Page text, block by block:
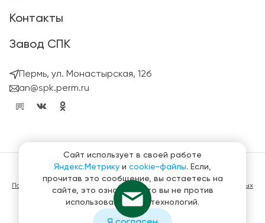
Контакты
Завод СПК
Пермь, ул. Монастырская, 12б
an@spk.perm.ru
© ГК СтройПанельКомплект 2023 – 2026
Политика конфиденциальности в отношении обработки персональных
данных
Материалы, представленные на сайте не являются публичной
офертой
Сайт использует в своей работе
Яндекс.Метрику и cookie-файлы. Если,
прочитав это сообщение, вы остаетесь на
сайте, это означает, что вы не против
использования этих технологий.